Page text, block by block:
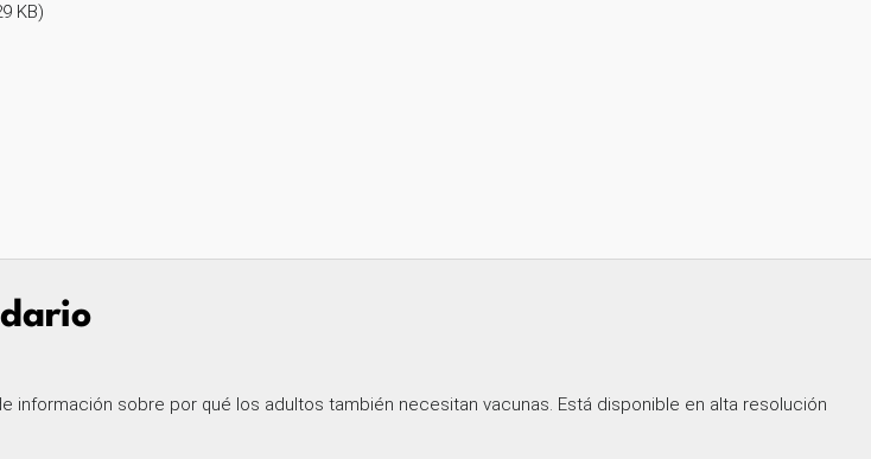
KB)
sobre por qué los adultos también necesitan vacunas. Está disponible en alta resolución